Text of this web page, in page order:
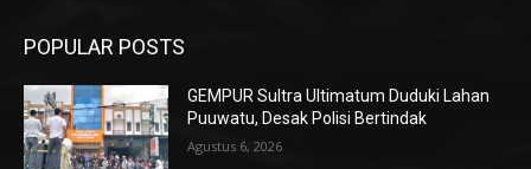
POPULAR POSTS
GEMPUR Sultra Ultimatum Duduki Lahan
Puuwatu, Desak Polisi Bertindak
Agustus 6, 2026